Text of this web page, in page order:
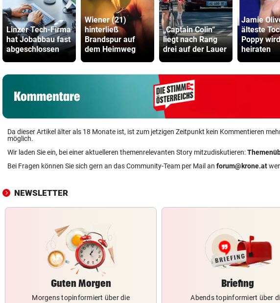
Linzer Tech-Firma
hat Jobabbau fast
abgeschlossen
Wiener (21)
hinterließ
Brandspur auf
dem Heimweg
„Captain Colin“
liegt nach Rang
drei auf der Lauer
Jamie
älteste
Poppy wird
heiraten
Da dieser Artikel älter als 18 Monate ist, ist zum jetzigen Zeitpunkt kein Kommentieren
möglich.
Wir laden Sie ein, bei einer aktuelleren themenrelevanten Story mitzudiskutieren:
Bei Fragen können Sie sich gern an das Community-Team per Mail an forum@krone.at
NEWSLETTER
Guten Morgen
Morgens topinformiert über die
Briefing
Abends topinformiert über